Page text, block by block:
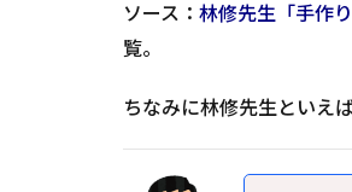
ソース： 林修先生「手作
覧。
ちなみに林修先生といえば